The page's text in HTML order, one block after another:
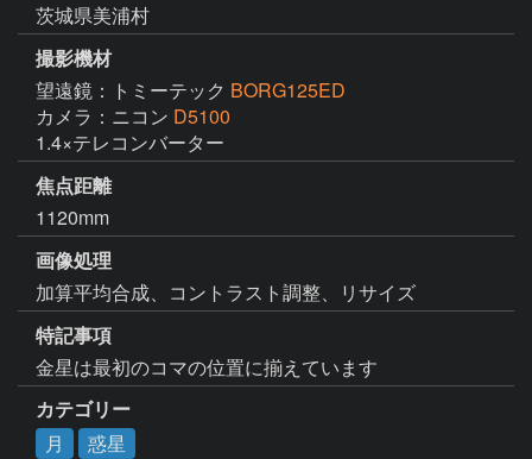
茨城県美浦村
撮影機材
望遠鏡：トミーテック BORG125ED
カメラ：ニコン D5100
1.4×テレコンバーター
焦点距離
1120mm
画像処理
加算平均合成、コントラスト調整、リサイズ
特記事項
金星は最初のコマの位置に揃えています
カテゴリー
月
惑星